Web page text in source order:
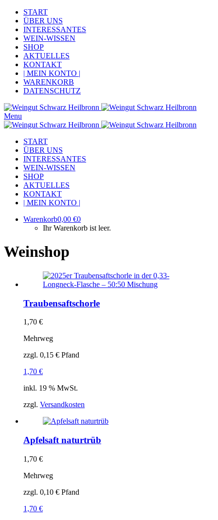
START
ÜBER UNS
INTERESSANTES
WEIN-WISSEN
SHOP
AKTUELLES
KONTAKT
| MEIN KONTO |
WARENKORB
DATENSCHUTZ
Menu
START
ÜBER UNS
INTERESSANTES
WEIN-WISSEN
SHOP
AKTUELLES
KONTAKT
| MEIN KONTO |
Warenkorb0,00 €0
Ihr Warenkorb ist leer.
Weinshop
Traubensaftschorle
1,70 €
Mehrweg
zzgl. 0,15 € Pfand
1,70 €
inkl. 19 % MwSt.
zzgl. Versandkosten
Apfelsaft naturtrüb
1,70 €
Mehrweg
zzgl. 0,10 € Pfand
1,70 €